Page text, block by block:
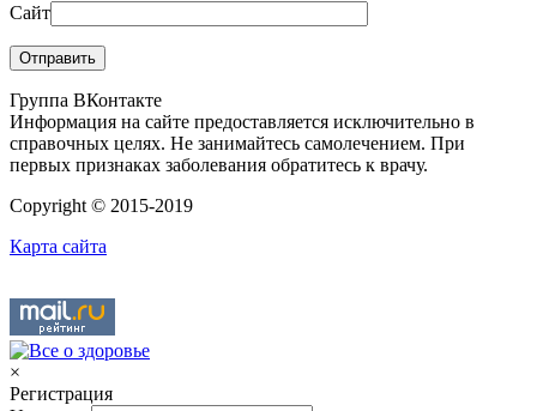
Сайт
Группа ВКонтакте
Информация на сайте предоставляется исключительно в
справочных целях. Не занимайтесь самолечением. При
первых признаках заболевания обратитесь к врачу.
Copyright © 2015-2019
Карта сайта
×
Регистрация